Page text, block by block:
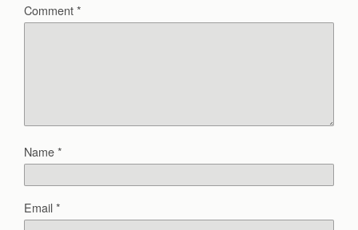
Comment*
Name*
Email*